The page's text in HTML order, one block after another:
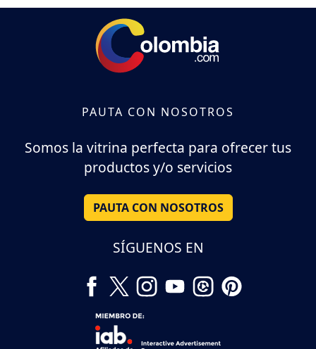
PAUTA CON NOSOTROS
Somos la vitrina perfecta para ofrecer tus
productos y/o servicios
PAUTA CON NOSOTROS
SÍGUENOS EN